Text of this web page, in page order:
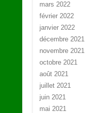
mars 2022
février 2022
janvier 2022
décembre 2021
novembre 2021
octobre 2021
août 2021
juillet 2021
juin 2021
mai 2021